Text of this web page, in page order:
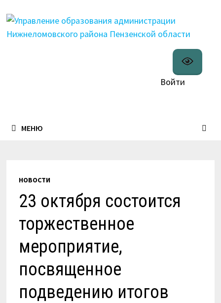
содержимому
Войти
МЕНЮ
НОВОСТИ
23 октября состоится
торжественное
мероприятие,
посвященное
подведению итогов